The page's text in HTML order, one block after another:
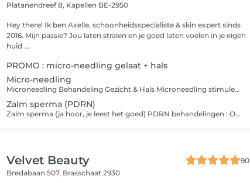
Platanendreef 8, Kapellen BE-2950
Hey there! Ik ben Axelle, schoonheidsspecialiste & skin expert sinds
2016. Mijn passie? Jou laten stralen en je goed laten voelen in je eigen
huid ...
PROMO : micro-needling gelaat + hals
Micro-needling
Microneedling Behandeling Gezicht & Hals Microneedling stimuleert de natuurlijke huidvernieuwing door fijne naaldjes die de aanmaak van collageen en elastine bevorderen. Dit resulteert in een stevigere, gladdere en stralendere huid. Behandeling: Reiniging en voorbereiding van de huid Microneedling op gezicht én hals voor optimaal effect Kalmerend masker en SPF-bescherming Voordelen: Stimuleert collageenproductie Vermindert fijne lijntjes en pigmentatie Verfijnt poriën en verbetert huidstructuur Na de behandeling kan de huid licht rood zijn, wat snel herstelt. Vermijd zon en gebruik SPF 30+. Plan nu je afspraak voor een stralende huid!
Zalm sperma (PDRN)
Zalm sperma (ja hoor, je leest het goed) PDRN behandelingen : Ontdek de kracht van PDRN (Polydeoxyribonucleotide), een innovatief ingrediënt afkomstig uit zalm-DNA dat de huid intens herstelt en verjongt op celniveau. Deze behandeling stimuleert de natuurlijke huidvernieuwing, bevordert collageenaanmaak en helpt bij het herstellen van beschadigde huid. Ideaal bij: Huidveroudering Fijne lijntjes & rimpels Pigmentatie Acne littekens Vermoeide of doffe huid Binnen deze behandeling werken we op maat met: Microneedling : voor diepgaande huidverbetering Superboost dieptereiniging : voor een frisse, zuivere basis door diepgaande reiniging Superboost : voor intensieve voeding + huidversteviging met Biofeedfack Resultaat: een stevigere, gladdere en zichtbaar gezondere huid met een natuurlijke glow.
Velvet Beauty
90
Bredabaan 507, Brasschaat 2930